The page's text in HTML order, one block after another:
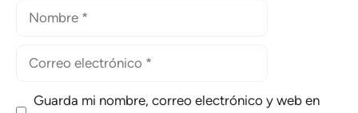
Nombre
Correo
Guarda mi nombre, correo electrónico y web en